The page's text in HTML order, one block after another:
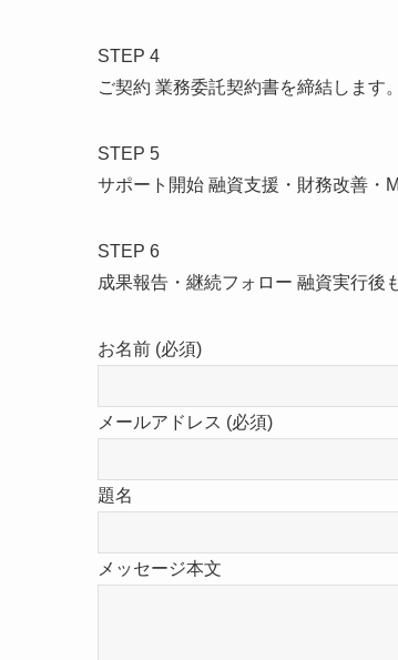
STEP 4
ご契約 業務委託契約書を締結します。
STEP 5
サポート開始 融資支援・財務改善・
STEP 6
成果報告・継続フォロー 融資実行後
お名前 (必須)
メールアドレス (必須)
題名
メッセージ本文